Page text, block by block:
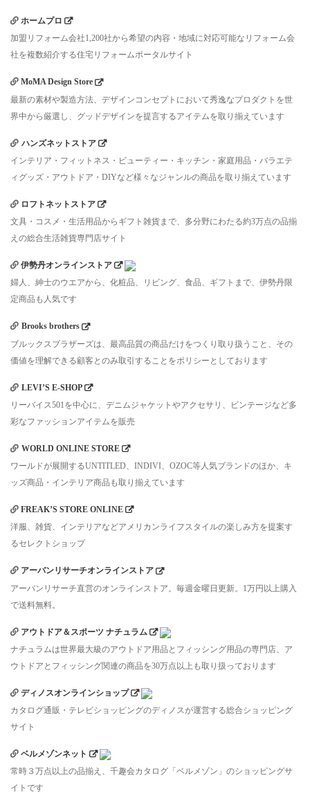
ホームプロ
加盟リフォーム会社1,200社から希望の内容・地域に対応可能なリフォーム会
社を複数紹介する住宅リフォームポータルサイト
MoMA Design Store
最新の素材や製造方法、デザインコンセプトにおいて秀逸なプロダクトを世
界中から厳選し、グッドデザインを提言するアイテムを取り揃えています
ハンズネットストア
インテリア・フィットネス・ビューティー・キッチン・家庭用品・バラエテ
ィグッズ・アウトドア・DIYなど様々なジャンルの商品を取り揃えています
ロフトネットストア
文具・コスメ・生活用品からギフト雑貨まで、多分野にわたる約3万点の品揃
えの総合生活雑貨専門店サイト
伊勢丹オンラインストア
婦人、紳士のウエアから、化粧品、リビング、食品、ギフトまで、伊勢丹限
定商品も人気です
Brooks brothers
ブルックスブラザーズは、最高品質の商品だけをつくり取り扱うこと、その
価値を理解できる顧客とのみ取引することをポリシーとしております
LEVI’S E-SHOP
リーバイス501を中心に、デニムジャケットやアクセサリ、ビンテージなど多
彩なファッションアイテムを販売
WORLD ONLINE STORE
ワールドが展開するUNTITLED、INDIVI、OZOC等人気ブランドのほか、キ
ッズ商品・インテリア商品も取り揃えています
FREAK’S STORE ONLINE
洋服、雑貨、インテリアなどアメリカンライフスタイルの楽しみ方を提案す
るセレクトショップ
アーバンリサーチオンラインストア
アーバンリサーチ直営のオンラインストア。毎週金曜日更新。1万円以上購入
で送料無料。
アウトドア＆スポーツ ナチュラム
ナチュラムは世界最大級のアウトドア用品とフィッシング用品の専門店、ア
ウトドアとフィッシング関連の商品を30万点以上も取り扱っております
ディノスオンラインショップ
カタログ通販・テレビショッピングのディノスが運営する総合ショッピング
サイト
ベルメゾンネット
常時３万点以上の品揃え、千趣会カタログ「ベルメゾン」のショッピングサ
イトです